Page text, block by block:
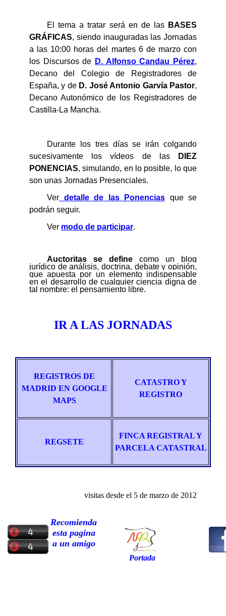
El tema a tratar será en de las BASES
GRÁFICAS, siendo inauguradas las Jornadas
a las 10:00 horas del martes 6 de marzo con
los Discursos de D. Alfonso Candau Pérez,
Decano del Colegio de Registradores de
España, y de D. JoséAntonio Garvía Pastor,
Decano Autonómico de los Registradores de
Castilla-La Mancha.
Durante los tres días se irán colgando
sucesivamente los vídeos de las
DIEZ
PONENCIAS, simulando, en lo posible, lo que
son unas Jornadas Presenciales.
Ver detalle de las Ponencias que se
podrán seguir.
Ver modo de participar.
Auctoritas se define como un blog
jurídico de análisis, doctrina, debate y opinión,
que apuesta por un elemento indispensable
en el desarrollo de cualquier ciencia digna de
tal nombre: el pensamiento libre.
IR A LAS JORNADAS
REGISTROS DE
MADRID EN GOOGLE
MAPS
CATASTRO Y
REGISTRO
REGSETE
FINCA REGISTRAL Y
PARCELA CATASTRAL
visitas desde el 5 de marzo de 2012
Recomienda
esta pagina
a un amigo
Portada